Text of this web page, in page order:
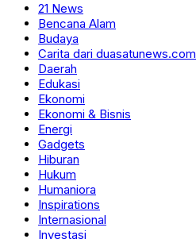
21 News
Bencana Alam
Budaya
Carita dari duasatunews.com
Daerah
Edukasi
Ekonomi
Ekonomi & Bisnis
Energi
Gadgets
Hiburan
Hukum
Humaniora
Inspirations
Internasional
Investasi